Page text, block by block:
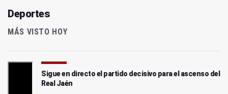
Deportes
MÁS VISTO HOY
Sigue en directo el partido decisivo para el ascenso del
Real Jaén